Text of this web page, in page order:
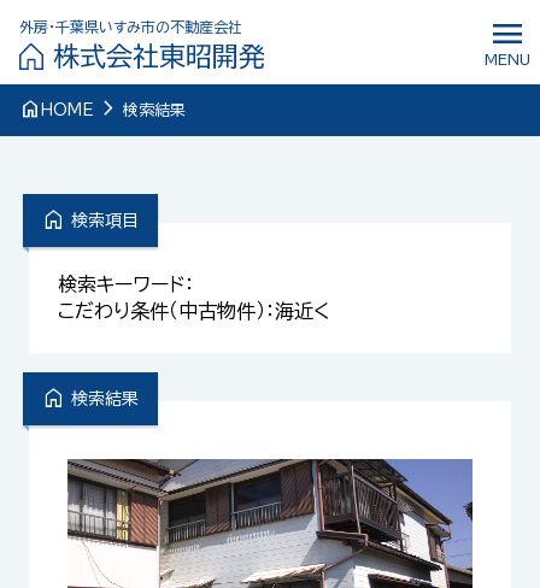
外房・千葉県いすみ市の不動産会社
株式会社東昭開発 menu
MENU
home HOME navigate_next 検索結果
home 検索項目
検索キーワード：
こだわり条件（中古物件）：海近く
home 検索結果